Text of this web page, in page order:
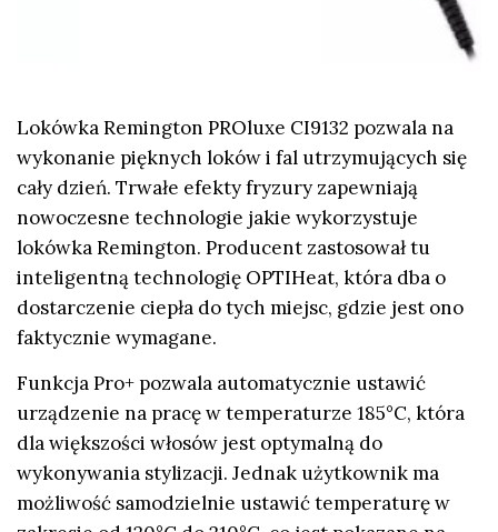
Lokówka Remington PROluxe CI9132 pozwala na
wykonanie pięknych loków i fal utrzymujących się
cały dzień. Trwałe efekty fryzury zapewniają
nowoczesne technologie jakie wykorzystuje
lokówka Remington. Producent zastosował tu
inteligentną technologię OPTIHeat, która dba o
dostarczenie ciepła do tych miejsc, gdzie jest ono
faktycznie wymagane.
Funkcja Pro+ pozwala automatycznie ustawić
urządzenie na pracę w temperaturze 185°C, która
dla większości włosów jest optymalną do
wykonywania stylizacji. Jednak użytkownik ma
możliwość samodzielnie ustawić temperaturę w